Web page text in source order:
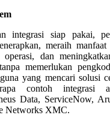
integrasi siap pakai,
meraih manfaat
operasi, dan
memerlukan
yang mencari solusi
contoh integrasi
Data, ServiceNow,
Networks XMC.